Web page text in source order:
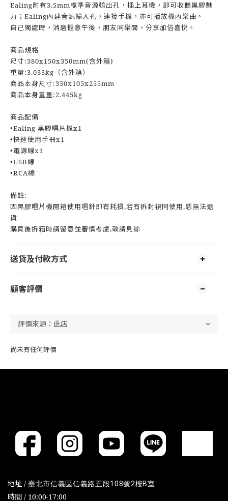
Ealing附有3.5mm標準音源輸出孔，插上耳機，即可收聽黑膠魅
力；Ealing內建音源輸入孔，連接手機，亦可播放機內樂曲。
自己獨處時，消磨愜意午後，朋友同樂間，分享加倍喜悅。
商品規格
尺寸:380x150x350mm(含外箱)
重量:3.033kg（含外箱）
商品本身尺寸:350x105x255mm
商品本身重量:2.445kg
商品配備
•Ealing 黑膠唱片機x1
•快速使用手冊x1
•電源線x1
•USB線
•RCA線
備註:
因黑膠唱片機開箱使用唱針即有耗損,若有拆封視同使用,恕無法退
貨
購買後拆箱時請留意並審慎考慮,敬請見諒
送貨及付款方式
顧客評價
尚未有任何評價
地址 / 臺北市信義區信義路五段108號2樓B室
時間 / 10:00-17:00